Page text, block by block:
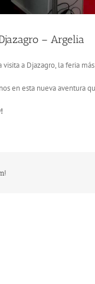
– Argelia
visita a Djazagro, la feria
en esta nueva aventura